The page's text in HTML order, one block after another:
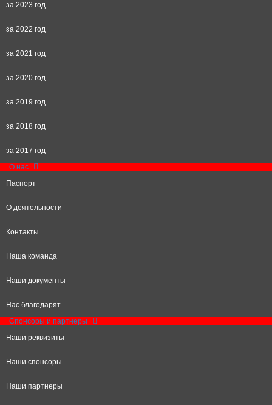
за 2023 год
за 2022 год
за 2021 год
за 2020 год
за 2019 год
за 2018 год
за 2017 год
О нас
Паспорт
О деятельности
Контакты
Наша команда
Наши документы
Нас благодарят
Спонсоры и партнеры
Наши реквизиты
Наши спонсоры
Наши партнеры